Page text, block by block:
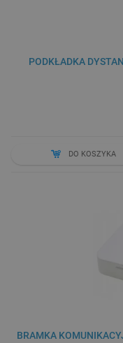
PODKŁADKA
DO KOSZYKA
BRAMKA